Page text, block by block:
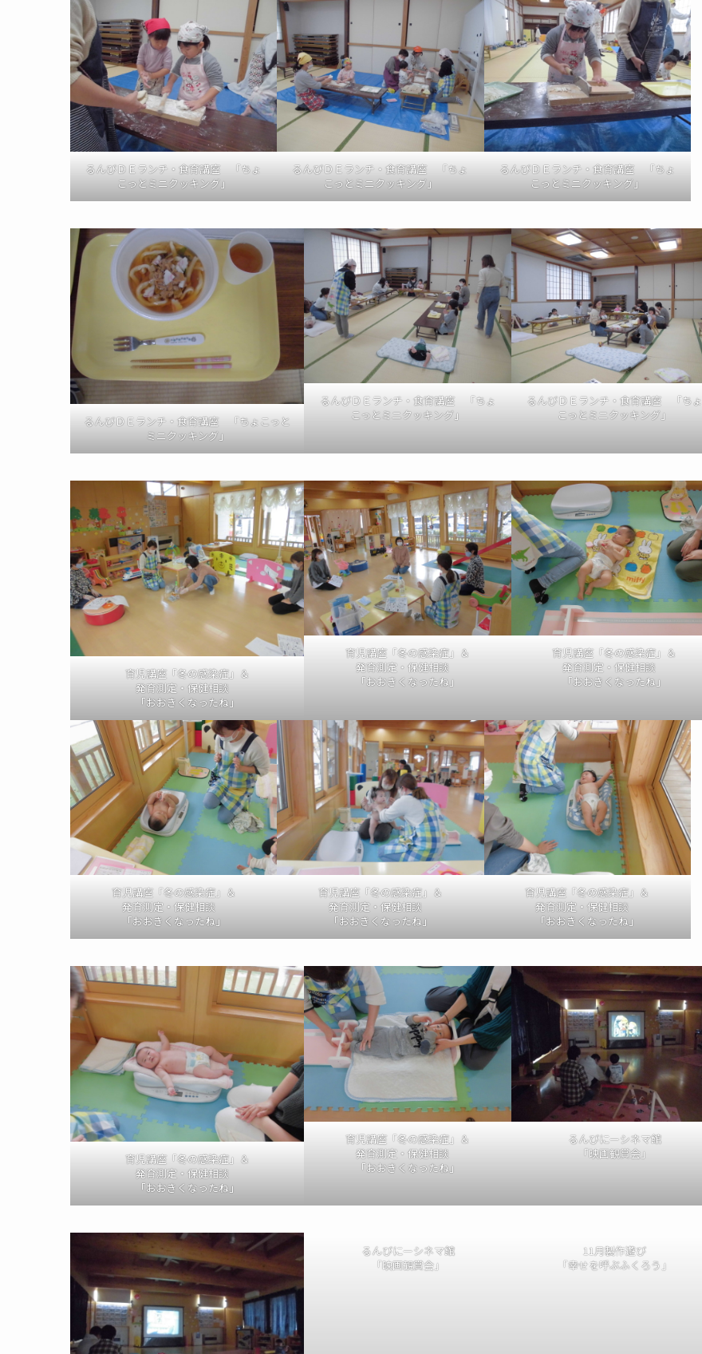
るんびＤＥランチ・食育講座 「ちょ
こっとミニクッキング」
るんびＤＥランチ・食育講座 「ちょ
こっとミニクッキング」
るんびＤＥランチ・食育講座 「ちょ
こっとミニクッキング」
るんびＤＥランチ・食育講座 「ちょこっと
ミニクッキング」
るんびＤＥランチ・食育講座 「ちょ
こっとミニクッキング」
るんびＤＥランチ・食育講座 「ちょ
こっとミニクッキング」
育児講座「冬の感染症」＆
発育測定・保健相談
「おおきくなったね」
育児講座「冬の感染症」＆
発育測定・保健相談
「おおきくなったね」
育児講座「冬の感染症」＆
発育測定・保健相談
「おおきくなったね」
育児講座「冬の感染症」＆
発育測定・保健相談
「おおきくなったね」
育児講座「冬の感染症」＆
発育測定・保健相談
「おおきくなったね」
育児講座「冬の感染症」＆
発育測定・保健相談
「おおきくなったね」
育児講座「冬の感染症」＆
発育測定・保健相談
「おおきくなったね」
育児講座「冬の感染症」＆
発育測定・保健相談
「おおきくなったね」
るんびにーシネマ館
「映画観賞会」